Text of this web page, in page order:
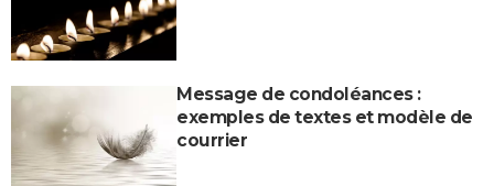
Message de condoléances :
exemples de textes et modèle de
courrier